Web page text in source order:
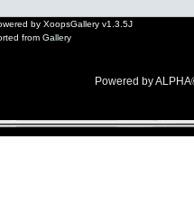
by XoopsGallery v1.3.5J
from Gallery
Powered by